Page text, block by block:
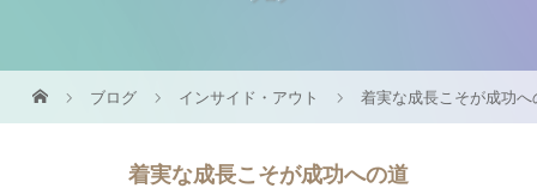
ブログ インサイド・アウト 着実な成長こそが成功へ
着実な成長こそが成功への道